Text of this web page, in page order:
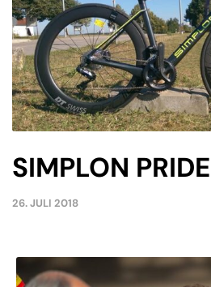
SIMPLON PRIDE
26. JULI 2018